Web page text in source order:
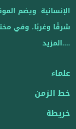
الإنسانية. ويضم
شرقًا وغربًا، وفي
....المزيد
علماء
خط الزمن
خريطة